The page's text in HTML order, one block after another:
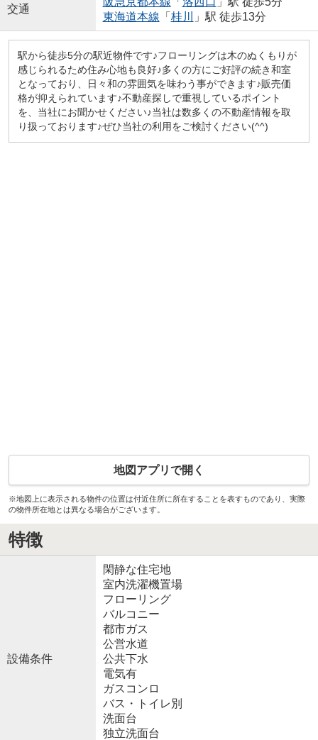
交通
東海道本線 「 桂川 」駅 徒歩13分
駅から徒歩5分の駅近物件です♪フローリングは木のぬくもりが
感じられるため住み心地も良好♪多くの方にご好評の続き和室
となっており、日々和の雰囲気を味わう事ができます♪販売価
格が抑えられています♪不動産探しで重視しているポイント
を、当社にお聞かせください♪当社は数多くの不動産情報を取
り扱っております♪ぜひ当社の利用をご検討ください(^^)
地図アプリで開く
※地図上に表示される物件の位置は付近住所に所在することを表すものであり、実際
の物件所在地とは異なる場合がございます。
特徴
設備条件
閑静な住宅地
室内洗濯機置場
フローリング
バルコニー
都市ガス
公営水道
公共下水
電気有
ガスコンロ
バス・トイレ別
洗面台
独立洗面台